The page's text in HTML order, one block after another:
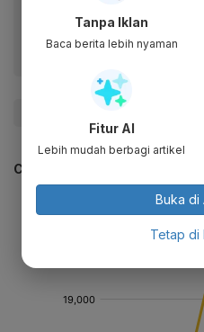
#Anggaran
CEK JUGA DATA INI
Tanpa Iklan
Baca berita lebih nyaman
Fitur AI
Lebih mudah berbagi artikel
Buka di
Tetap di